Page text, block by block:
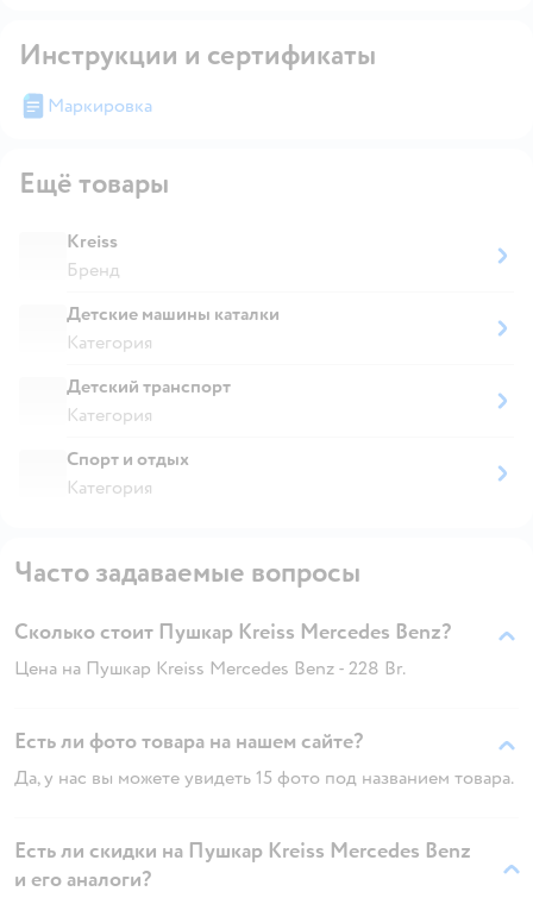
Инструкции и сертификаты
Маркировка
Ещё товары
Kreiss
Бренд
Детские машины каталки
Категория
Детский транспорт
Категория
Спорт и отдых
Категория
Часто задаваемые вопросы
Сколько стоит Пушкар Kreiss Mercedes Benz?
Цена на Пушкар Kreiss Mercedes Benz - 228 Br.
Есть ли фото товара на нашем сайте?
Да, у нас вы можете увидеть 15 фото под названием товара.
Есть ли скидки на Пушкар Kreiss Mercedes Benz
и его аналоги?